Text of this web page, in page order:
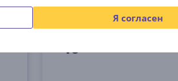
Я согласен
На складе
Цена:
40